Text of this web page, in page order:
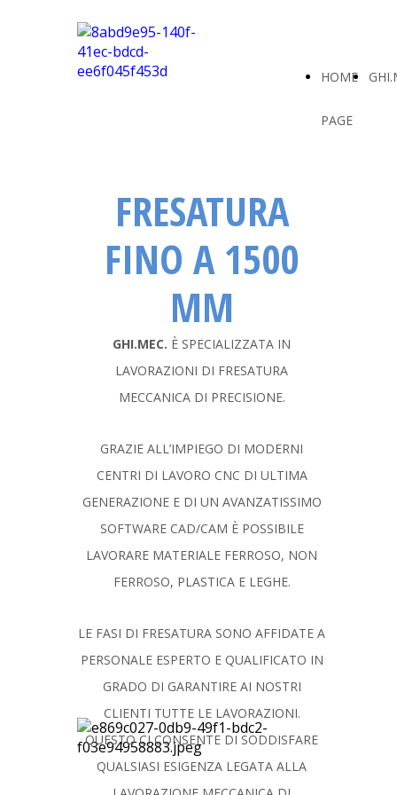
HOME
PAGE
FRESATURA
FINO A 1500
MM
GHI.MEC. È SPECIALIZZATA IN
LAVORAZIONI DI FRESATURA
MECCANICA DI PRECISIONE.
GRAZIE ALL’IMPIEGO DI MODERNI
CENTRI DI LAVORO CNC DI ULTIMA
GENERAZIONE E DI UN AVANZATISSIMO
SOFTWARE CAD/CAM È POSSIBILE
LAVORARE MATERIALE FERROSO, NON
FERROSO, PLASTICA E LEGHE.
LE FASI DI FRESATURA SONO AFFIDATE A
PERSONALE ESPERTO E QUALIFICATO IN
GRADO DI GARANTIRE AI NOSTRI
CLIENTI TUTTE LE LAVORAZIONI.
QUESTO CI CONSENTE DI SODDISFARE
QUALSIASI ESIGENZA LEGATA ALLA